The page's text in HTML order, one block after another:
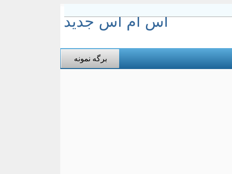
اس ام اس جدید
برگه نمونه